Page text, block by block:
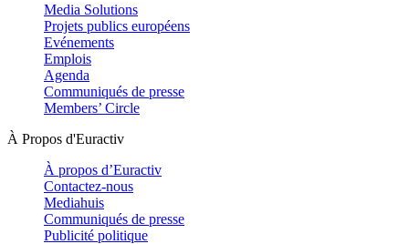
Media Solutions
Projets publics européens
Evénements
Emplois
Agenda
Communiqués de presse
Members’ Circle
À Propos d'Euractiv
À propos d’Euractiv
Contactez-nous
Mediahuis
Communiqués de presse
Publicité politique